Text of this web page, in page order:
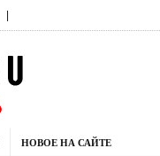
|
НОВОЕ НА САЙТЕ